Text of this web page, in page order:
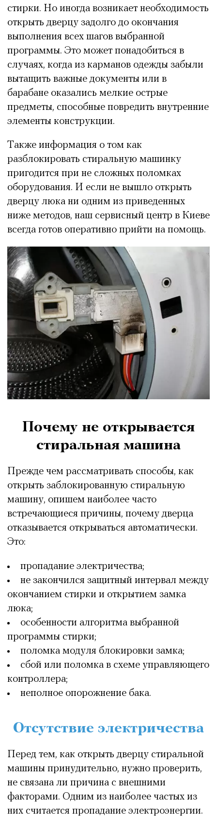
стирки. Но иногда возникает необходимость
открыть дверцу задолго до окончания
выполнения всех шагов выбранной
программы. Это может понадобиться в
случаях, когда из карманов одежды забыли
вытащить важные документы или в
барабане оказались мелкие острые
предметы, способные повредить внутренние
элементы конструкции.
Также информация о том как
разблокировать стиральную машинку
пригодится при не сложных поломках
оборудования. И если не вышло открыть
дверцу люка ни одним из приведенных
ниже методов, наш сервисный центр в Киеве
всегда готов оперативно прийти на помощь.
Почему не открывается
стиральная машина
Прежде чем рассматривать способы, как
открыть заблокированную стиральную
машину, опишем наиболее часто
встречающиеся причины, почему дверца
отказывается открываться автоматически.
Это:
пропадание электричества;
не закончился защитный интервал между
окончанием стирки и открытием замка
люка;
особенности алгоритма выбранной
программы стирки;
поломка модуля блокировки замка;
сбой или поломка в схеме управляющего
контроллера;
неполное опорожнение бака.
Отсутствие электричества
Перед тем, как открыть дверцу стиральной
машины принудительно, нужно проверить,
не связана ли причина с внешними
факторами. Одним из наиболее частых из
них считается пропадание электроэнергии.